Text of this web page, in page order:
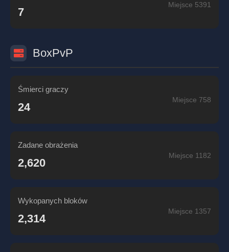
7
Miejsce 5391
BoxPvP
Śmierci graczy
24
Miejsce 758
Zadane obrażenia
2,620
Miejsce 1182
Wykopanych bloków
2,314
Miejsce 1357